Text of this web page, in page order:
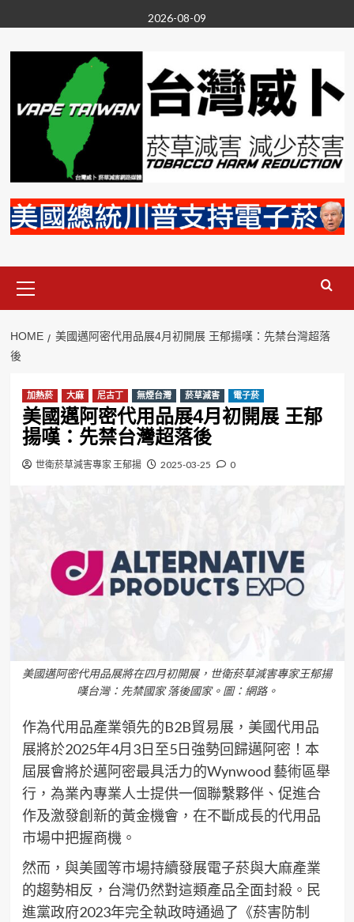
to
content
2026-08-09
Menu
HOME
美國邁阿密代用品展4月初開展 王郁揚嘆：先禁台灣超落
後
加熱菸 大麻 尼古丁 無煙台灣 菸草減害 電子菸
美國邁阿密代用品展4月初開展 王郁
揚嘆：先禁台灣超落後
世衛菸草減害專家 王郁揚 2025-03-25 0
美國邁阿密代用品展將在四月初開展，世衛菸草減害專家王郁揚
嘆台灣：先禁國家 落後國家。圖：網路。
作為代用品產業領先的B2B貿易展，美國代用品
展將於2025年4月3日至5日強勢回歸邁阿密！本
屆展會將於邁阿密最具活力的Wynwood 藝術區舉
行，為業內專業人士提供一個聯繫夥伴、促進合
作及激發創新的黃金機會，在不斷成長的代用品
市場中把握商機。
然而，與美國等市場持續發展電子菸與大麻產業
的趨勢相反，台灣仍然對這類產品全面封殺。民
進黨政府2023年完全執政時通過了《菸害防制